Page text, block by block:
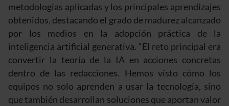
metodologías aplicadas y los principales aprendizajes
obtenidos, destacando el grado de madurez alcanzado
por los medios en la adopción práctica de la
inteligencia artificial generativa. “El reto principal era
convertir la teoría de la IA en acciones concretas
dentro de las redacciones. Hemos visto cómo los
equipos no solo aprenden a usar la tecnología, sino
que también desarrollan soluciones que aportan valor